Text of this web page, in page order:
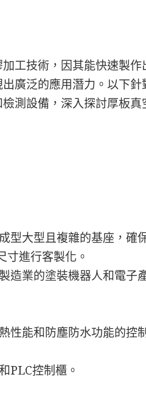
工技術，因其能快速製
廣泛的應用潛力。以下針
測設備，深入探討厚板
型大型且複雜的基座，確
寸進行客製化。
造業的塗裝機器人和電子
性能和防塵防水功能的控
PLC控制櫃。